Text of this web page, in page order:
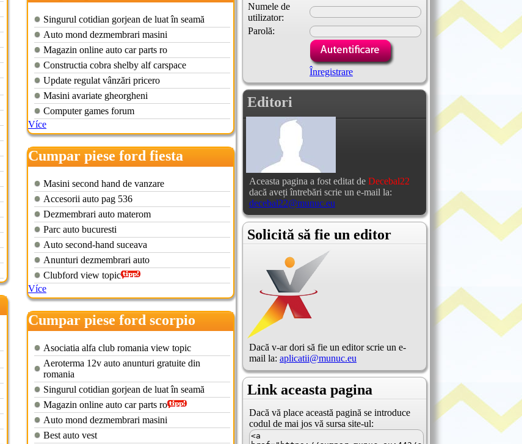
Singurul cotidian gorjean de luat în seamă
Auto mond dezmembrari masini
Magazin online auto car parts ro
Constructia cobra shelby alf carspace
Update regulat vânzări pricero
Masini avariate gheorgheni
Computer games forum
Více
Cumpar piese ford fiesta
Masini second hand de vanzare
Accesorii auto pag 536
Dezmembrari auto materom
Parc auto bucuresti
Auto second-hand suceava
Anunturi dezmembrari auto
Clubford view topic
Více
Cumpar piese ford scorpio
Asociatia alfa club romania view topic
Aeroterma 12v auto anunturi gratuite din
romania
Singurul cotidian gorjean de luat în seamă
Magazin online auto car parts ro
Auto mond dezmembrari masini
Best auto vest
Numele de
utilizator:
Parolă:
Înregistrare
Editori
Aceasta pagina a fost editat de Decebal22
dacă aveți întrebări scrie un e-mail la:
decebal22@munuc.eu
Solicită să fie un editor
Dacă v-ar dori să fie un editor scrie un e-
mail la: aplicatii@munuc.eu
Link aceasta pagina
Dacă vă place această pagină se introduce
codul de mai jos vă sursa site-ul: